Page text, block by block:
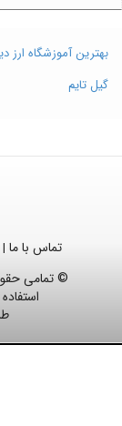
بهترین آموزشگاه ارز
گیل تایم
تماس با ما
© تمامی